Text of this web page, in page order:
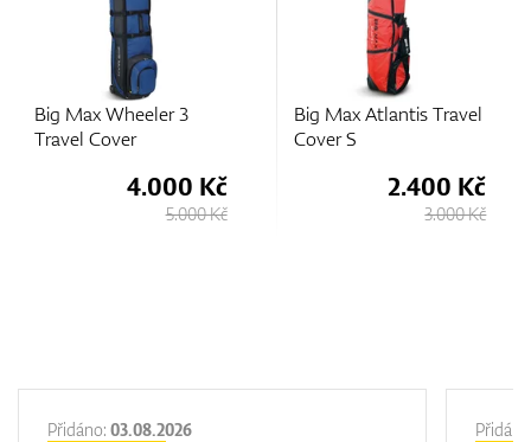
Big Max Atlantis Travel
Cover S
2.400 Kč
3.000 Kč
Big Max Wheeler 3
Travel Cover
4.000 Kč
5.000 Kč
Přidáno: 03.08.2026